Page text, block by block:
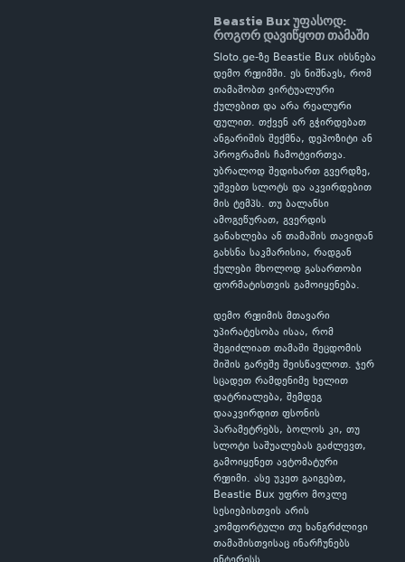
Beastie Bux უფასოდ:
როგორ დავიწყოთ თამაში
Sloto.ge-ზე Beastie Bux იხსნება
დემო რეჟიმში. ეს ნიშნავს, რომ
თამაშობთ ვირტუალური
ქულებით და არა რეალური
ფულით. თქვენ არ გჭირდებათ
ანგარიშის შექმნა, დეპოზიტი ან
პროგრამის ჩამოტვირთვა.
უბრალოდ შედიხართ გვერდზე,
უშვებთ სლოტს და აკვირდებით
მის ტემპს. თუ ბალანსი
ამოგეწურათ, გვერდის
განახლება ან თამაშის თავიდან
გახსნა საკმარისია, რადგან
ქულები მხოლოდ გასართობი
ფორმატისთვის გამოიყენება.
დემო რეჟიმის მთავარი
უპირატესობა ისაა, რომ
შეგიძლიათ თამაში შეცდომის
შიშის გარეშე შეისწავლოთ. ჯერ
სცადეთ რამდენიმე ხელით
დატრიალება, შემდეგ
დააკვირდით ფსონის
პარამეტრებს, ბოლოს კი, თუ
სლოტი საშუალებას გაძლევთ,
გამოიყენეთ ავტომატური
რეჟიმი. ასე უკეთ გაიგებთ,
Beastie Bux უფრო მოკლე
სესიებისთვის არის
კომფორტული თუ ხანგრძლივი
თამაშისთვისაც ინარჩუნებს